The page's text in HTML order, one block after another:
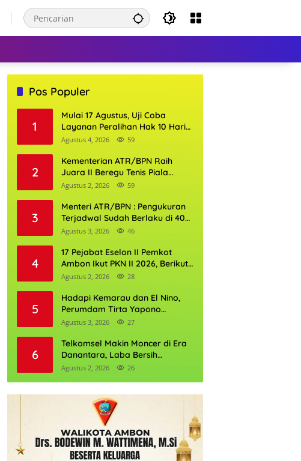
Pos Populer
1
Mulai 17 Agustus, Uji Coba
Layanan Peralihan Hak 10 Hari
di 15 Kantor Pertanahan
Agustus 4, 2026 59
2
Kementerian ATR/BPN Raih
Juara II Beregu Tenis Piala
Gubernur DKI Jakarta 2026
Agustus 2, 2026 59
3
Menteri ATR/BPN : Pengukuran
Terjadwal Sudah Berlaku di 400
Kantor Pertanahan
Agustus 3, 2026 46
4
17 Pejabat Eselon II Pemkot
Ambon Ikut PKN II 2026, Berikut
Daftarnya
Agustus 2, 2026 28
5
Hadapi Kemarau dan El Nino,
Perumdam Tirta Yapono
Perkuat Cadangan Air Ambon
Agustus 3, 2026 27
6
Telkomsel Makin Moncer di Era
Danantara, Laba Bersih
Semester I 2026 Tembus Rp10,4
Agustus 2, 2026 26